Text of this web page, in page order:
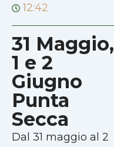
12:42
31 Maggio,
1 e 2
Giugno
Punta
Secca
Dal 31 maggio al 2